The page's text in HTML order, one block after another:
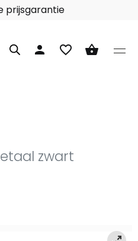
prijsgarantie
person favorite_border shopping_basket
zwart